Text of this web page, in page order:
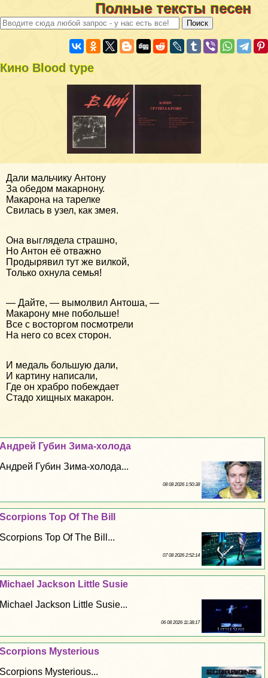
Полные тексты песен
Кино Blood type
Дали мальчику Антону
За обедом макарнону.
Макарона на тарелке
Свилась в узел, как змея.
Она выглядела страшно,
Но Антон её отважно
Продырявил тут же вилкой,
Только охнула семья!
— Дайте, — вымолвил Антоша, —
Макарону мне побольше!
Все с восторгом посмотрели
На него со всех сторон.
И медаль большую дали,
И картину написали,
Где он храбро побеждает
Стадо хищных макарон.
Андрей Губин Зима-холода
Андрей Губин Зима-холода...
08 08 2026 1:50:38
Scorpions Top Of The Bill
Scorpions Top Of The Bill...
07 08 2026 2:52:14
Michael Jackson Little Susie
Michael Jackson Little Susie...
06 08 2026 11:38:17
Scorpions Mysterious
Scorpions Mysterious...